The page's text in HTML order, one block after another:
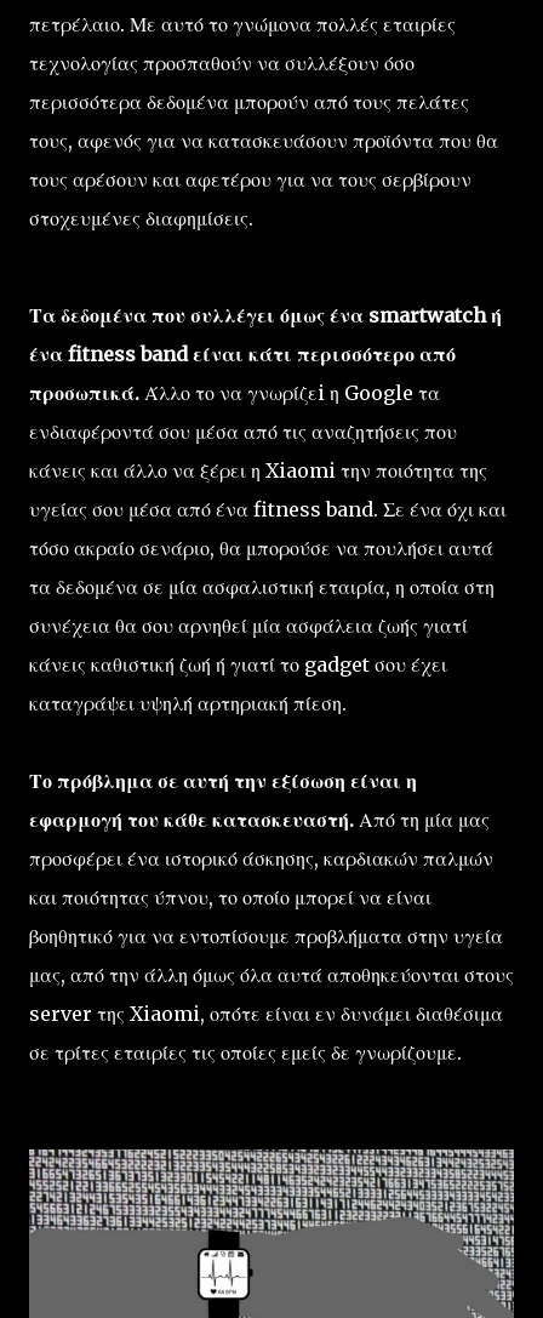
πετρέλαιο. Με αυτό το γνώμονα πολλές εταιρίες
τεχνολογίας προσπαθούν να συλλέξουν όσο
περισσότερα δεδομένα μπορούν από τους πελάτες
τους, αφενός για να κατασκευάσουν προϊόντα που θα
τους αρέσουν και αφετέρου για να τους σερβίρουν
στοχευμένες διαφημίσεις.
Τα δεδομένα που συλλέγει όμως ένα smartwatch ή
ένα fitness band είναι κάτι περισσότερο από
προσωπικά. Άλλο το να γνωρίζεi η Google τα
ενδιαφέροντά σου μέσα από τις αναζητήσεις που
κάνεις και άλλο να ξέρει η Xiaomi την ποιότητα της
υγείας σου μέσα από ένα fitness band. Σε ένα όχι και
τόσο ακραίο σενάριο, θα μπορούσε να πουλήσει αυτά
τα δεδομένα σε μία ασφαλιστική εταιρία, η οποία στη
συνέχεια θα σου αρνηθεί μία ασφάλεια ζωής γιατί
κάνεις καθιστική ζωή ή γιατί το gadget σου έχει
καταγράψει υψηλή αρτηριακή πίεση.
Το πρόβλημα σε αυτή την εξίσωση είναι η
εφαρμογή του κάθε κατασκευαστή. Από τη μία μας
προσφέρει ένα ιστορικό άσκησης, καρδιακών παλμών
και ποιότητας ύπνου, το οποίο μπορεί να είναι
βοηθητικό για να εντοπίσουμε προβλήματα στην υγεία
μας, από την άλλη όμως όλα αυτά αποθηκεύονται στους
server της Xiaomi, οπότε είναι εν δυνάμει διαθέσιμα
σε τρίτες εταιρίες τις οποίες εμείς δε γνωρίζουμε.